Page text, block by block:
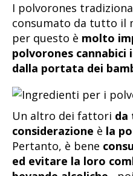
I polvorones
consumato da tutto il
per questo è molto
polvorones
dalla portata dei
Un altro dei fattori da
considerazione è la
Pertanto, è bene
ed evitare la loro